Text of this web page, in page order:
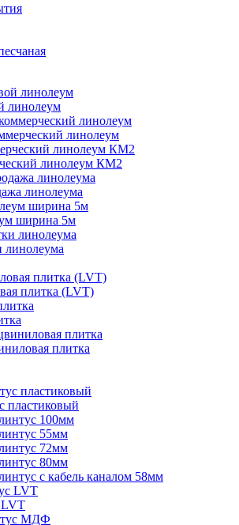
линолеум
линолеум
линолеум КМ2
линолеума
ширина 5м
линолеума
плитка (LVT)
плитка
пластиковый
100мм
55мм
72мм
80мм
с кабель каналом 58мм